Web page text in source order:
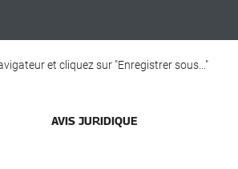
et cliquez sur "Enregistrer sous..."
AVIS JURIDIQUE